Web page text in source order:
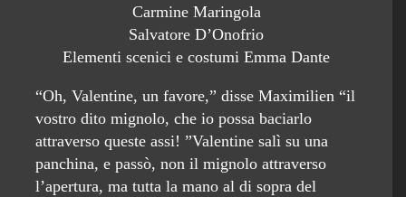
Carmine Maringola
Salvatore D’Onofrio
Elementi scenici e costumi Emma Dante
“Oh, Valentine, un favore,” disse Maximilien “il
vostro dito mignolo, che io possa baciarlo
attraverso queste assi! ”Valentine salì su una
panchina, e passò, non il mignolo attraverso
l’apertura, ma tutta la mano al di sopra del